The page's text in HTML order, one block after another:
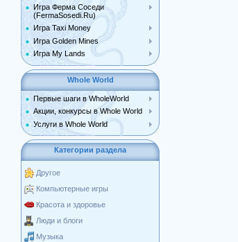
Игра Ферма Соседи
(FermaSosedi.Ru)
Игра Taxi Money
Игра Golden Mines
Игра My Lands
Whole World
Первые шаги в WholeWorld
Акции, конкурсы в Whole World
Услуги в Whole World
Категории раздела
Другое
Компьютерные игры
Красота и здоровье
Люди и блоги
Музыка